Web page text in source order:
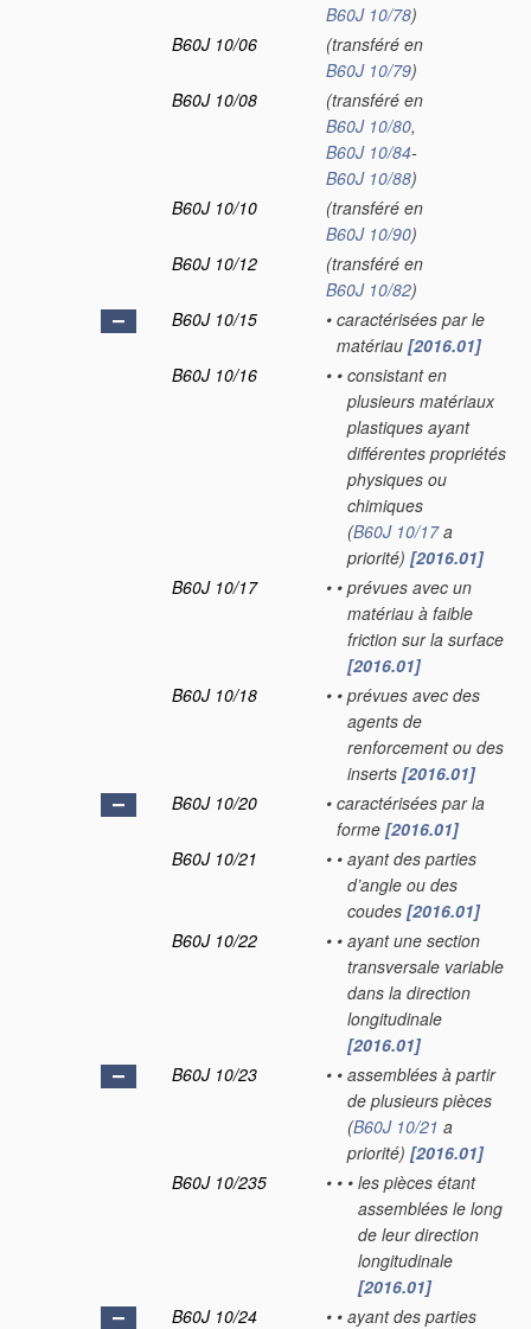
B60J 10/78)
B60J 10/06
(transféré en
B60J 10/79)
B60J 10/08
(transféré en
B60J 10/80,
B60J 10/84-
B60J 10/88)
B60J 10/10
(transféré en
B60J 10/90)
B60J 10/12
(transféré en
B60J 10/82)
B60J 10/15
• caractérisées par le
matériau [2016.01]
B60J 10/16
• • consistant en
plusieurs matériaux
plastiques ayant
différentes propriétés
physiques ou
chimiques
(B60J 10/17a
priorité) [2016.01]
B60J 10/17
• • prévues avec un
matériau à faible
friction sur la surface
[2016.01]
B60J 10/18
• • prévues avec des
agents de
renforcement ou des
inserts [2016.01]
B60J 10/20
• caractérisées par la
forme [2016.01]
B60J 10/21
• • ayant des parties
d’angle ou des
coudes [2016.01]
B60J 10/22
• • ayant une section
transversale variable
dans la direction
longitudinale
[2016.01]
B60J 10/23
• • assemblées à partir
de plusieurs pièces
(B60J 10/21 a
priorité) [2016.01]
B60J 10/235
• • • les pièces étant
assemblées le long
de leur direction
longitudinale
[2016.01]
B60J 10/24
• • ayant des parties